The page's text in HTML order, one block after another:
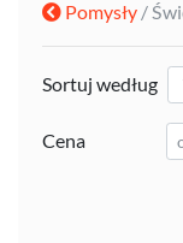
Pomysły /
Sortuj według
Cena